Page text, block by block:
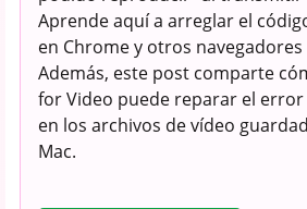
Aprende aquí a arreglar el
en Chrome y otros navegadores
Además, este post comparte
for Video puede reparar el
en los archivos de vídeo
Mac.